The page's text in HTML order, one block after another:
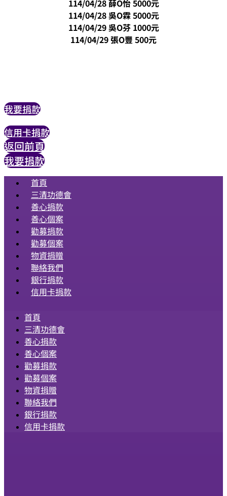
114/04/28 薛O怡 5000元
114/04/28 吳O霖 5000元
114/04/29 吳O芬 1000元
114/04/29 張O豐 500元
我要捐款
信用卡捐款
返回前頁
我要捐款
首頁
三清功德會
善心捐款
善心個案
勸募捐款
勸募個案
物資捐贈
聯絡我們
銀行捐款
信用卡捐款
首頁
三清功德會
善心捐款
善心個案
勸募捐款
勸募個案
物資捐贈
聯絡我們
銀行捐款
信用卡捐款